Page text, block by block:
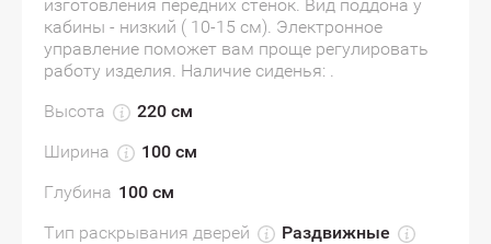
изготовления передних стенок. Вид поддона у
кабины - низкий ( 10-15 см). Электронное
управление поможет вам проще регулировать
работу изделия. Наличие сиденья: .
Высота
220 см
Ширина
100 см
Глубина 100 см
Тип раскрывания дверей
Раздвижные